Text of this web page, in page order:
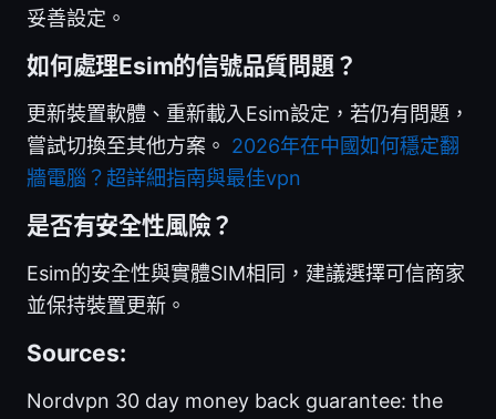
妥善設定。
如何處理Esim的信號品質問題？
更新裝置軟體、重新載入Esim設定，若仍有問題，
嘗試切換至其他方案。 2026年在中國如何穩定翻
牆電腦？超詳細指南與最佳vpn
是否有安全性風險？
Esim的安全性與實體SIM相同，建議選擇可信商家
並保持裝置更新。
Sources:
Nordvpn 30 day money back guarantee: the